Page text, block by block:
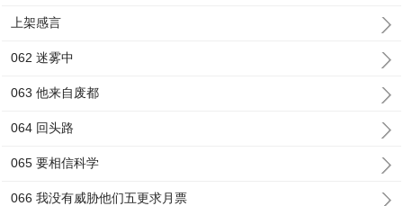
上架感言
062 迷雾中
063 他来自废都
064 回头路
065 要相信科学
066 我没有威胁他们五更求月票